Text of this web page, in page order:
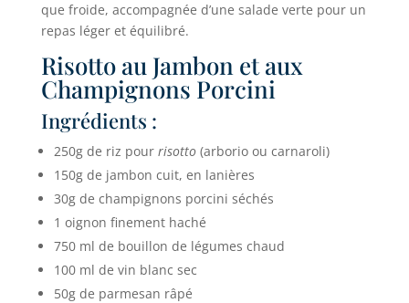
que froide, accompagnée d’une salade verte pour un
repas léger et équilibré.
Risotto au Jambon et aux
Champignons Porcini
Ingrédients :
250g de riz pourrisotto(arborio ou carnaroli)
150g de jambon cuit, en lanières
30g de champignons porcini séchés
1 oignon finement haché
750 ml de bouillon de légumes chaud
100 ml de vin blanc sec
50g de parmesan râpé